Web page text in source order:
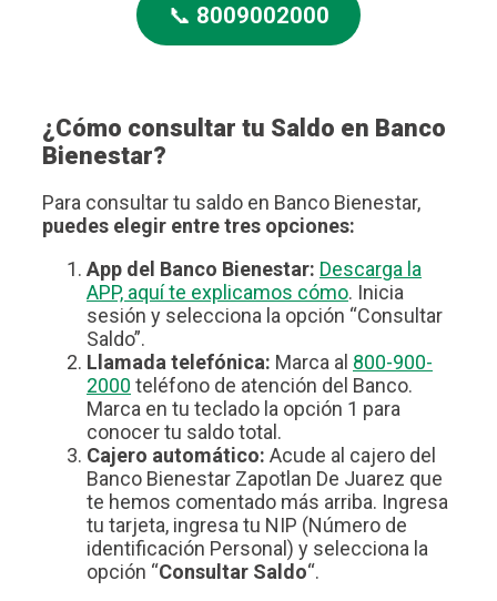
📞 8009002000
¿Cómo consultar tu Saldo en Banco
Bienestar?
Para consultar tu saldo en Banco Bienestar,
puedes elegir entre tres opciones:
App del Banco Bienestar: Descarga la
APP, aquí te explicamos cómo. Inicia
sesión y selecciona la opción “Consultar
Saldo”.
Llamada telefónica: Marca al 800-900-
2000 teléfono de atención del Banco.
Marca en tu teclado la opción 1 para
conocer tu saldo total.
Cajero automático: Acude al cajero del
Banco Bienestar Zapotlan De Juarez que
te hemos comentado más arriba. Ingresa
tu tarjeta, ingresa tu NIP (Número de
identificación Personal) y selecciona la
opción “Consultar Saldo“.